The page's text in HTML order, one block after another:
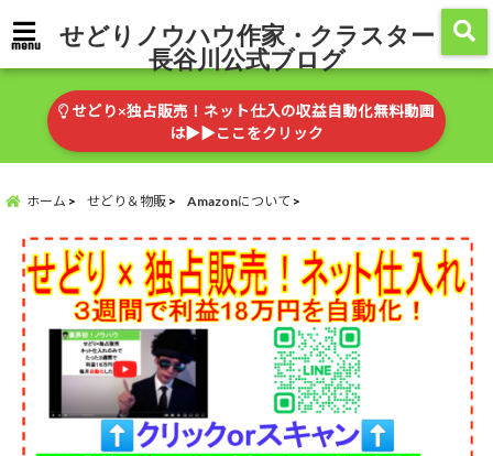
menu せどりノウハウ作家・クラスター
長谷川公式ブログ
せどり×独占販売！ネット仕入の収益自動化無料動画
は▶︎▶︎ここをクリック
ホーム せどり＆物販 Amazonについて